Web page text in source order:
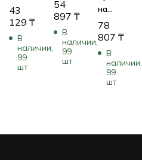
кронштейна
VGA-
ARM
(Pendant
Arm
43
129 ₸
В
наличии,
99
шт
для
камер
AutoDome
обеспечивает
54
897 ₸
В
наличии,
99
шт
на
мачту
для
5000
серии
78
807₸
В
наличии,
99
шт